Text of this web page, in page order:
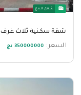
شقق للبيع
شقة سكنية ثلاث غرف
السعر : 350000000 دج